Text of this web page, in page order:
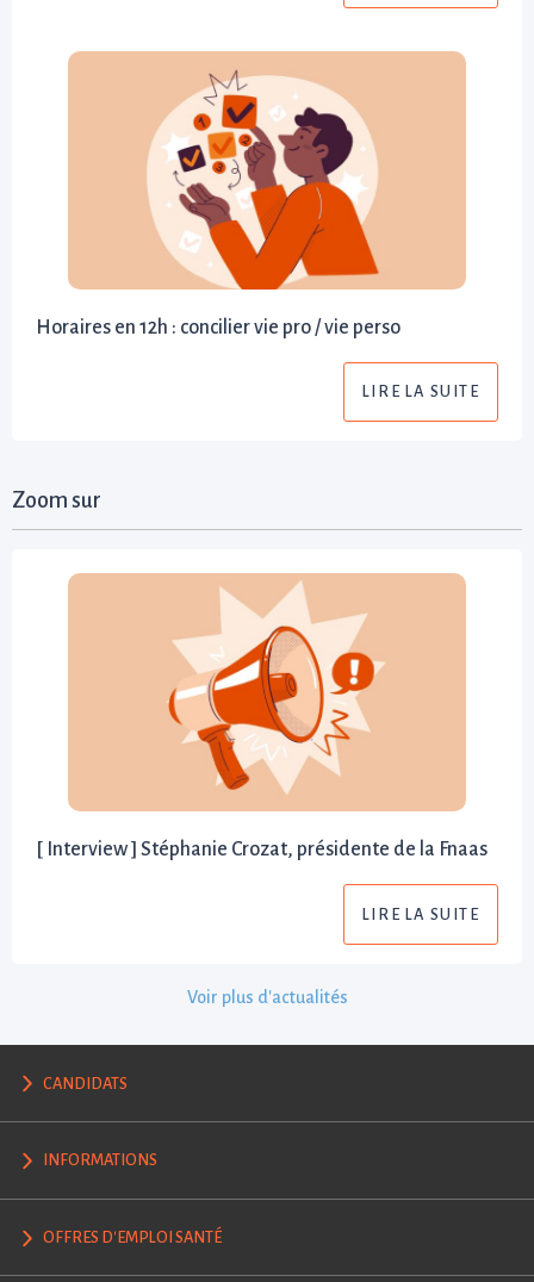
Horaires en 12h : concilier vie pro / vie perso
LIRE LA SUITE
Zoom sur
[ Interview ] Stéphanie Crozat, présidente de la Fnaas
LIRE LA SUITE
Voir plus d'actualités
CANDIDATS
INFORMATIONS
OFFRES D'EMPLOI SANTÉ